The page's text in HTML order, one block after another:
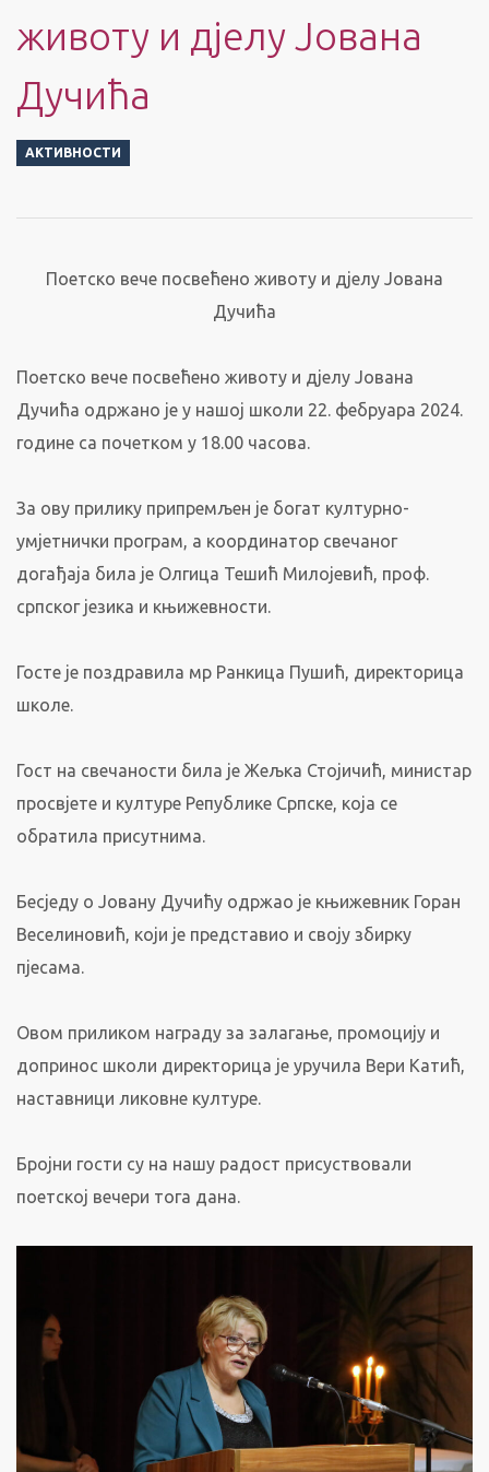
животу и дјелу Јована
Дучића
АКТИВНОСТИ
Поетско вече посвећено животу и дјелу Јована
Дучића
Поетско вече посвећено животу и дјелу Јована
Дучића одржано је у нашој школи 22. фебруара 2024.
године са почетком у 18.00 часова.
За ову прилику припремљен је богат културно-
умјетнички програм, а координатор свечаног
догађаја била је Олгица Тешић Милојевић, проф.
српског језика и књижевности.
Госте је поздравила мр Ранкица Пушић, директорица
школе.
Гост на свечаности била је Жељка Стојичић, министар
просвјете и културе Републике Српске, која се
обратила присутнима.
Бесједу о Јовану Дучићу одржао је књижевник Горан
Веселиновић, који је представио и своју збирку
пјесама.
Овом приликом награду за залагање, промоцију и
допринос школи директорица је уручила Вери Катић,
наставници ликовне културе.
Бројни гости су на нашу радост присуствовали
поетској вечери тога дана.